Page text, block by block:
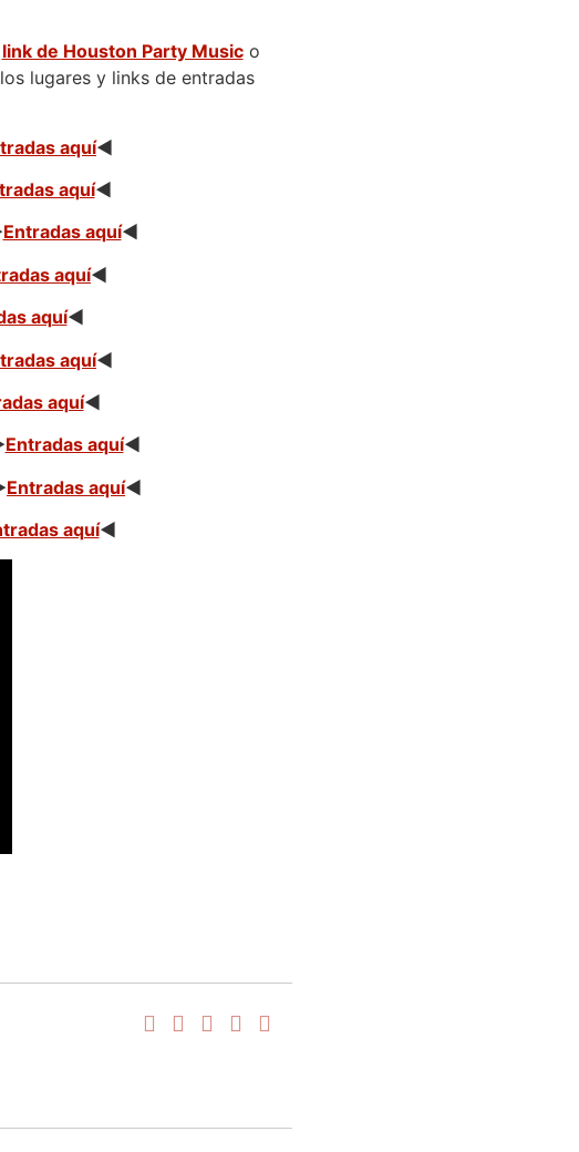
link de Houston Party Musico
lugares y links de entradas
aquí◄
aquí◄
Entradas aquí◄
aquí◄
aquí◄
aquí◄
aquí◄
Entradas aquí◄
Entradas aquí◄
aquí◄